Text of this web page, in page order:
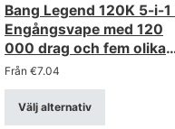
Bang Legend 120K 5-i-1 |
Engångsvape med 120
000 drag och fem olika
lägen
Från €7.04
Välj alternativ